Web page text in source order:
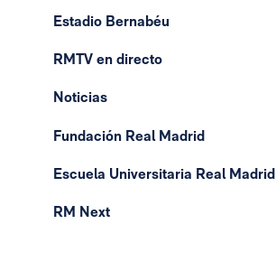
Estadio Bernabéu
RMTV en directo
Noticias
Fundación Real Madrid
Escuela Universitaria Real Madrid
RM Next